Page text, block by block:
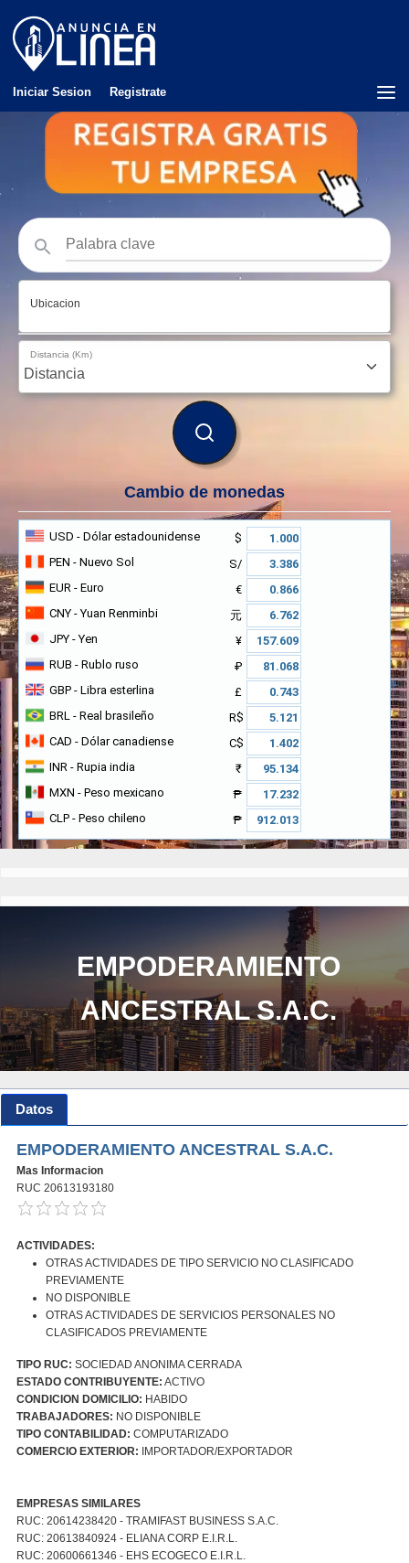
Iniciar Sesion Registrate
Ubicacion
Distancia (Km)
BUSCAR
Cambio de monedas
USD - Dólar estadounidense
$
PEN - Nuevo Sol
S/
EUR - Euro
€
CNY - Yuan Renminbi
元
JPY - Yen
¥
RUB - Rublo ruso
₽
GBP - Libra esterlina
£
BRL - Real brasileño
R$
CAD - Dólar canadiense
C$
INR - Rupia india
₹
MXN - Peso mexicano
₱
CLP - Peso chileno ₱
EMPODERAMIENTO
ANCESTRAL S.A.C.
Datos
EMPODERAMIENTO ANCESTRAL S.A.C.
Mas Informacion
RUC 20613193180
ACTIVIDADES:
OTRAS ACTIVIDADES DE TIPO SERVICIO NO CLASIFICADO
PREVIAMENTE
NO DISPONIBLE
OTRAS ACTIVIDADES DE SERVICIOS PERSONALES NO
CLASIFICADOS PREVIAMENTE
TIPO RUC: SOCIEDAD ANONIMA CERRADA
ESTADO CONTRIBUYENTE: ACTIVO
CONDICION DOMICILIO: HABIDO
TRABAJADORES: NO DISPONIBLE
TIPO CONTABILIDAD: COMPUTARIZADO
COMERCIO EXTERIOR: IMPORTADOR/EXPORTADOR
EMPRESAS SIMILARES
RUC: 20614238420 - TRAMIFAST BUSINESS S.A.C.
RUC: 20613840924 - ELIANA CORP E.I.R.L.
RUC: 20600661346 - EHS ECOGECO E.I.R.L.